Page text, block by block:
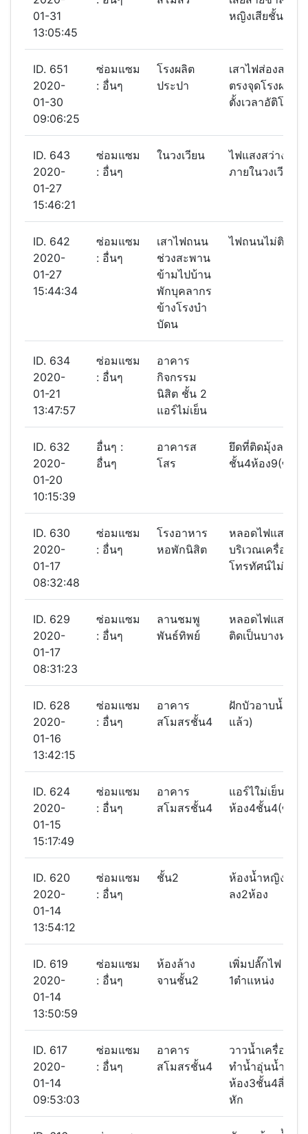
01-31
13:05:45
หญิงเสียชั้น3
ID. 651
2020-
01-30
09:06:25
ซ่อมแซม
: อื่นๆ
โรงผลิต
ประปา
เสาไฟส่องสว่าง
ตรงจุดโรงผลิต
ตั้งเวลาอัติโนมั
ID. 643
2020-
01-27
15:46:21
ซ่อมแซม
: อื่นๆ
ในวงเวียน
ไฟแสงสว่างไม่
ภายในวงเวียน
ID. 642
2020-
01-27
15:44:34
ซ่อมแซม
: อื่นๆ
เสาไฟถนน
ช่วงสะพาน
ข้ามไปบ้าน
พักบุคลากร
ข้างโรงบำ
บัดน
ไฟถนนไม่ติด 1
ID. 634
2020-
01-21
13:47:57
ซ่อมแซม
: อื่นๆ
อาคาร
กิจกรรม
นิสิต ชั้น 2
แอร์ไม่เย็น
ID. 632
2020-
01-20
10:15:39
อื่นๆ :
อื่นๆ
อาคารส
โสร
ยึดที่ติดมุ้งลวด
ชั้น4ห้อง9(ซ้อม
ID. 630
2020-
01-17
08:32:48
ซ่อมแซม
: อื่นๆ
โรงอาหาร
หอพักนิสิต
หลอดไฟแสงสว่
บริเวณเครื่องรับ
โทรทัศน์ไม่ติด 1
ID. 629
2020-
01-17
08:31:23
ซ่อมแซม
: อื่นๆ
ลานชมพู
พันธ์ทิพย์
หลอดไฟแสงสว่
ติดเป็นบางหลอด
ID. 628
2020-
01-16
13:42:15
ซ่อมแซม
: อื่นๆ
อาคาร
สโมสรชั้น4
ฝักบัวอาบนํ้าเสี
แล้ว)
ID. 624
2020-
01-15
15:17:49
ซ่อมแซม
: อื่นๆ
อาคาร
สโมสรชั้น4
แอร์ไใม่เย็น
ห้อง4ชั้น4(ซ่อม
ID. 620
2020-
01-14
13:54:12
ซ่อมแซม
: อื่นๆ
ชั้น2
ห้องน้ำหญิง กด
ลง2ห้อง
ID. 619
2020-
01-14
13:50:59
ซ่อมแซม
: อื่นๆ
ห้องล้าง
จานชั้น2
เพิ่มปลั๊กไฟ ไมโ
1ตำแหน่ง
ID. 617
2020-
01-14
09:53:03
ซ่อมแซม
: อื่นๆ
อาคาร
สโมสรชั้น4
วาวนํ้าเครื่อง
ทำนํ้าอุ่นนํ้าหยด
ห้อง3ชั้น4สี่ใส่ส
หัก